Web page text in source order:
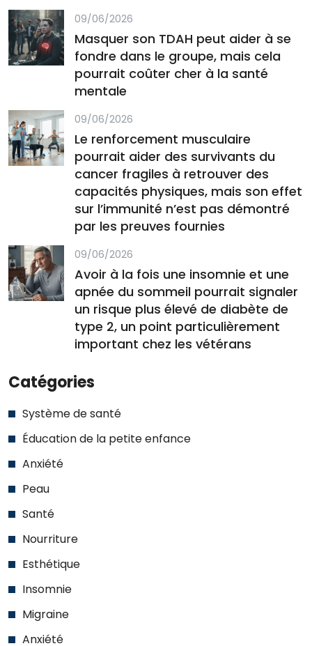
09/06/2026
Masquer son TDAH peut aider à se
fondre dans le groupe, mais cela
pourrait coûter cher à la santé
mentale
09/06/2026
Le renforcement musculaire
pourrait aider des survivants du
cancer fragiles à retrouver des
capacités physiques, mais son effet
sur l’immunité n’est pas démontré
par les preuves fournies
09/06/2026
Avoir à la fois une insomnie et une
apnée du sommeil pourrait signaler
un risque plus élevé de diabète de
type 2, un point particulièrement
important chez les vétérans
Catégories
Système de santé
Éducation de la petite enfance
Anxiété
Peau
Santé
Nourriture
Esthétique
Insomnie
Migraine
Anxiété